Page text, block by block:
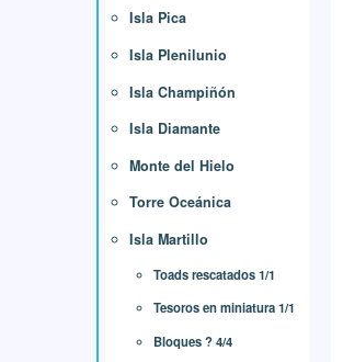
Isla Pica
Isla Plenilunio
Isla Champiñón
Isla Diamante
Monte del Hielo
Torre Oceánica
Isla Martillo
Toads rescatados 1/1
Tesoros en miniatura 1/1
Bloques ? 4/4